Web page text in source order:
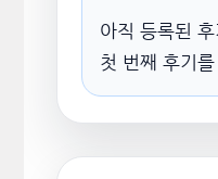
아직 등록된
첫 번째 후기를